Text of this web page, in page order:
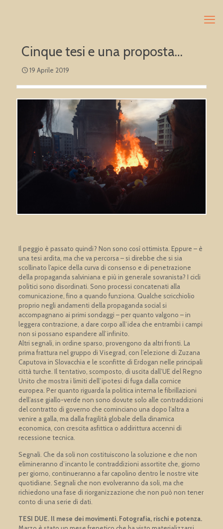
Cinque tesi e una proposta…
19 Aprile 2019
Il peggio è passato quindi? Non sono così ottimista. Eppure – è
una tesi ardita, ma che va percorsa – si direbbe che si sia
scollinato l’apice della curva di consenso e di penetrazione
della propaganda salviniana e più in generale sovranista? I cicli
politici sono disordinati. Sono processi concatenati alla
comunicazione, fino a quando funziona. Qualche scricchiolio
proprio negli andamenti della propaganda social si
accompagnano ai primi sondaggi – per quanto valgono – in
leggera contrazione, a dare corpo all’idea che entrambi i campi
non si possano espandere all’infinito.
Altri segnali, in ordine sparso, provengono da altri fronti. La
prima frattura nel gruppo di Visegrad, con l’elezione di Zuzana
Caputova in Slovacchia e le sconfitte di Erdogan nelle principali
città turche. Il tentativo, scomposto, di uscita dall’UE del Regno
Unito che mostra i limiti dell’ipotesi di fuga dalla cornice
europea. Per quanto riguarda la politica interna le fibrillazioni
dell’asse giallo-verde non sono dovute solo alle contraddizioni
del contratto di governo che cominciano una dopo l’altra a
venire a galla, ma dalla fragilità globale della dinamica
economica, con crescita asfittica o addirittura accenni di
recessione tecnica.
Segnali. Che da soli non costituiscono la soluzione e che non
elimineranno d’incanto le contraddizioni assortite che, giorno
per giorno, continueranno a far capolino dentro le nostre vite
quotidiane. Segnali che non evolveranno da soli, ma che
richiedono una fase di riorganizzazione che non può non tener
conto di una serie di dati.
TESI DUE. Il mese dei movimenti. Fotografia, rischi e potenza.